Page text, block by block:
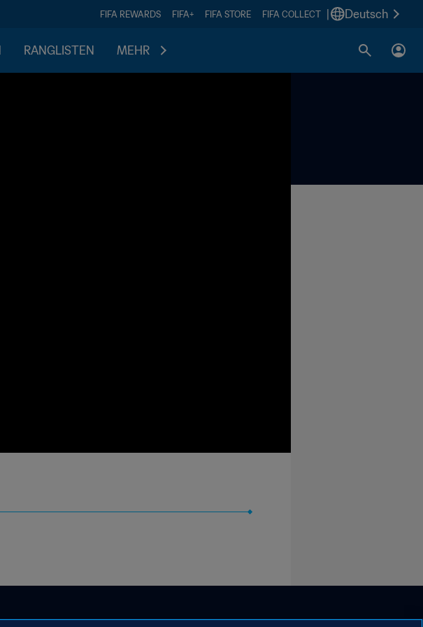
FIFA REWARDS FIFA+ FIFA STORE FIFA COLLECT Deutsch
RANGLISTEN MEHR